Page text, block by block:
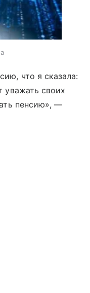
что я сказала:
уважать своих
пенсию», —